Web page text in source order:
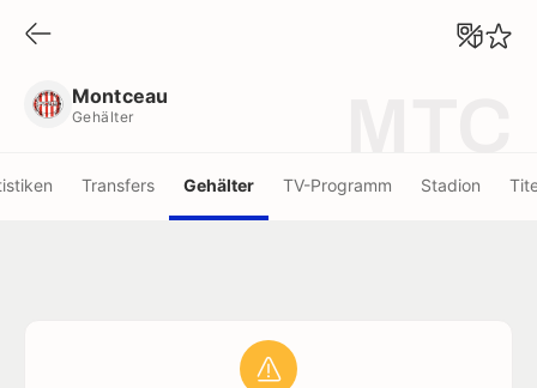
Montceau
Gehälter
Transfers Gehälter TV-Programm Stadion